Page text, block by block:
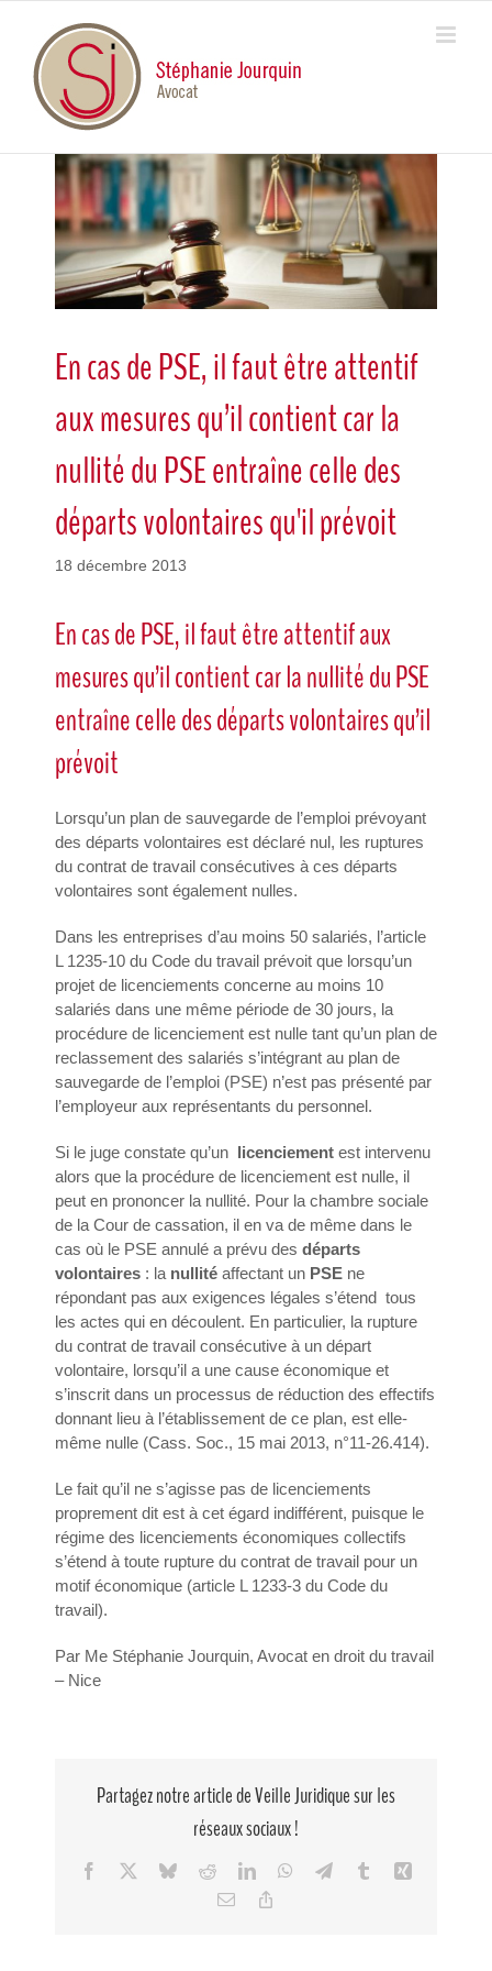
content
View
Larger
Image
En cas de PSE, il faut être attentif
aux mesures qu’il contient car la
nullité du PSE entraîne celle des
départs volontaires qu'il prévoit
18 décembre 2013
En cas de PSE, il faut être attentif aux
mesures qu’il contient car la nullité du PSE
entraîne celle des départs volontaires qu’il
prévoit
Lorsqu’un plan de sauvegarde de l’emploi prévoyant
des départs volontaires est déclaré nul, les ruptures
du contrat de travail consécutives à ces départs
volontaires sont également nulles.
Dans les entreprises d’au moins 50 salariés, l’article
L 1235-10 du Code du travail prévoit que lorsqu’un
projet de licenciements concerne au moins 10
salariés dans une même période de 30 jours, la
procédure de licenciement est nulle tant qu’un plan de
reclassement des salariés s’intégrant au plan de
sauvegarde de l’emploi (PSE) n’est pas présenté par
l’employeur aux représentants du personnel.
Si le juge constate qu’un licenciement est intervenu
alors que la procédure de licenciement est nulle, il
peut en prononcer la nullité. Pour la chambre sociale
de la Cour de cassation, il en va de même dans le
cas où le PSE annulé a prévu des départs
volontaires : la nullité affectant un PSE ne
répondant pas aux exigences légales s’étend tous
les actes qui en découlent. En particulier, la rupture
du contrat de travail consécutive à un départ
volontaire, lorsqu’il a une cause économique et
s’inscrit dans un processus de réduction des effectifs
donnant lieu à l’établissement de ce plan, est elle-
même nulle (Cass. Soc., 15 mai 2013, n°11-26.414).
Le fait qu’il ne s’agisse pas de licenciements
proprement dit est à cet égard indifférent, puisque le
régime des licenciements économiques collectifs
s’étend à toute rupture du contrat de travail pour un
motif économique (article L 1233-3 du Code du
travail).
Par Me Stéphanie Jourquin, Avocat en droit du travail
– Nice
Partagez notre article de Veille Juridique sur les
réseaux sociaux !
Facebook BlueskyRedditLinkedInWhatsApp
TelegramTumblr
Email